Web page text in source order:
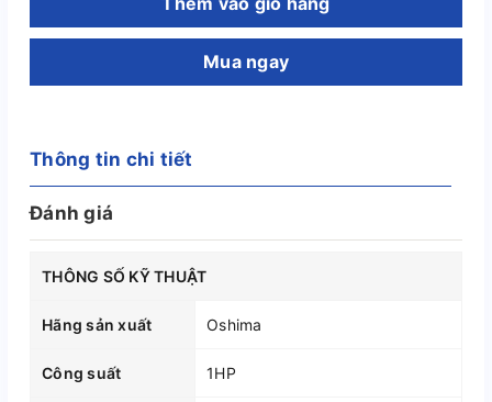
Mua ngay
Thông tin chi tiết
Đánh giá
THÔNG SỐ KỸ THUẬT
Hãng sản xuất Oshima
Công suất 1HP